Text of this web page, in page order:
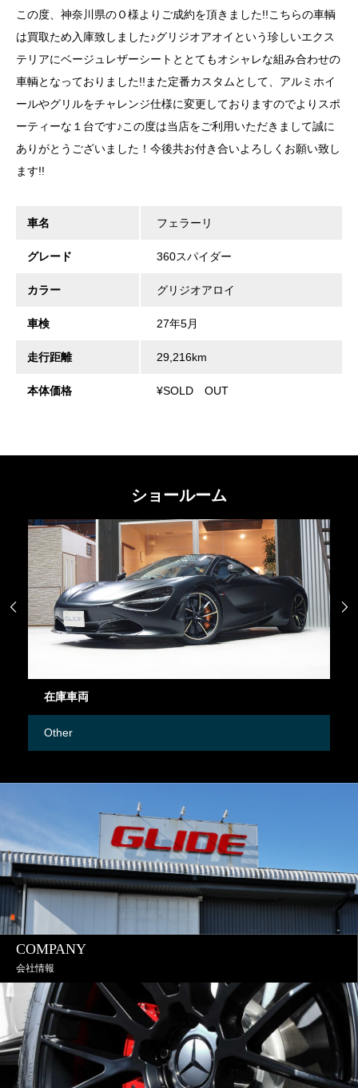
この度、神奈川県のＯ様よりご成約を頂きました!!こちらの車輌
は買取ため入庫致しました♪グリジオアオイという珍しいエクス
テリアにベージュレザーシートととてもオシャレな組み合わせの
車輌となっておりました!!また定番カスタムとして、アルミホイ
ールやグリルをチャレンジ仕様に変更しておりますのでよりスポ
ーティーな１台です♪この度は当店をご利用いただきまして誠に
ありがとうございました！今後共お付き合いよろしくお願い致し
ます!!
車名 フェラーリ
グレード 360スパイダー
カラー グリジオアロイ
車検 27年5月
走行距離 29,216km
本体価格 ¥SOLD OUT
ショールーム
在庫車両
Other
 
COMPANY
会社情報